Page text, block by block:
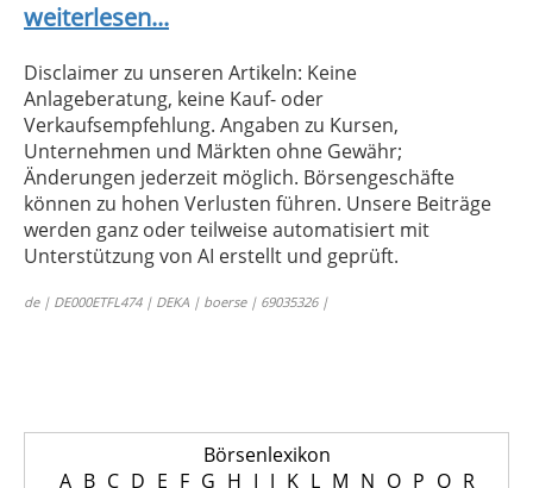
weiterlesen...
Disclaimer zu unseren Artikeln: Keine
Anlageberatung, keine Kauf- oder
Verkaufsempfehlung. Angaben zu Kursen,
Unternehmen und Märkten ohne Gewähr;
Änderungen jederzeit möglich. Börsengeschäfte
können zu hohen Verlusten führen. Unsere Beiträge
werden ganz oder teilweise automatisiert mit
Unterstützung von AI erstellt und geprüft.
de | DE000ETFL474 | DEKA | boerse | 69035326 |
Börsenlexikon
A B C D E F G H I J K L M N O P Q R